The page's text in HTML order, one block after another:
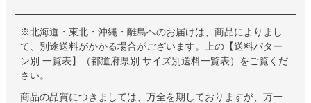
※北海道・東北・沖縄・離島へのお届けは、商品によりまし
て、別途送料がかかる場合がございます。上の【送料パター
ン別 一覧表】（都道府県別 サイズ別送料一覧表）をご覧くだ
さい。
商品の品質につきましては、万全を期しておりますが、万一